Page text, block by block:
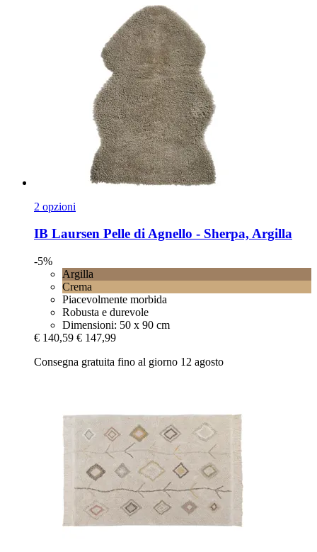
2 opzioni
IB Laursen Pelle di Agnello -​ Sherpa, Argilla
-5%
Argilla
Crema
Piacevolmente morbida
Robusta e durevole
Dimensioni: 50 x 90 cm
€ 140,59 € 147,99
Consegna gratuita fino al giorno 12 agosto